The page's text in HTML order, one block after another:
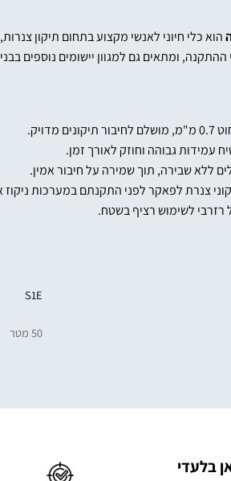
עמידות גבוהה וחוזק לאורך זמן.
ללא שבירה, תוך שמירה על חיבור אמין.
צנרת לפאקר לפני התקנתם במערכות ניקוז
רזרבי לשימוש רציף בשטח.
S1E
50 מטר
בלעדי